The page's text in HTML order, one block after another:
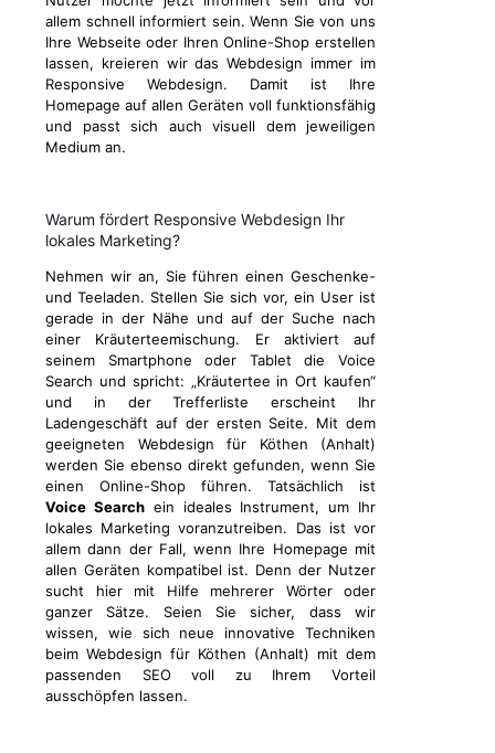
allem schnell informiert sein. Wenn Sie von uns
Ihre Webseite oder Ihren Online-Shop erstellen
lassen, kreieren wir das Webdesign immer im
Responsive Webdesign. Damit ist Ihre
Homepage auf allen Geräten voll funktionsfähig
und passt sich auch visuell dem jeweiligen
Medium an.
Warum fördert Responsive Webdesign Ihr
lokales Marketing?
Nehmen wir an, Sie führen einen Geschenke-
und Teeladen. Stellen Sie sich vor, ein User ist
gerade in der Nähe und auf der Suche nach
einer Kräuterteemischung. Er aktiviert auf
seinem Smartphone oder Tablet die Voice
Search und spricht: „Kräutertee in Ort kaufen“
und in der Trefferliste erscheint Ihr
Ladengeschäft auf der ersten Seite. Mit dem
geeigneten Webdesign für Köthen (Anhalt)
werden Sie ebenso direkt gefunden, wenn Sie
einen Online-Shop führen. Tatsächlich ist
Voice Searchein ideales Instrument, um Ihr
lokales Marketing voranzutreiben. Das ist vor
allem dann der Fall, wenn Ihre Homepage mit
allen Geräten kompatibel ist. Denn der Nutzer
sucht hier mit Hilfe mehrerer Wörter oder
ganzer Sätze. Seien Sie sicher, dass wir
wissen, wie sich neue innovative Techniken
beim Webdesign für Köthen (Anhalt) mit dem
passenden SEO voll zu Ihrem Vorteil
ausschöpfen lassen.